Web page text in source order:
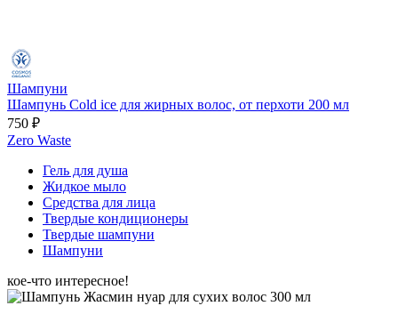
Шампуни
Шампунь Cold ice для жирных волос, от перхоти 200 мл
750 ₽
Zero Waste
Гель для душа
Жидкое мыло
Средства для лица
Твердые кондиционеры
Твердые шампуни
Шампуни
кое-что интересное!